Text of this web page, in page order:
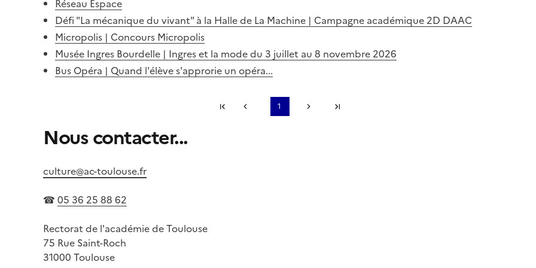
Réseau Espace
Défi "La mécanique du vivant" à la Halle de La Machine | Campagne académique 2D DAAC
Micropolis | Concours Micropolis
Musée Ingres Bourdelle | Ingres et la mode du 3 juillet au 8 novembre 2026
Bus Opéra | Quand l'élève s'approrie un opéra...
Première page1
Page suivanteDernière page
S'abonner à Accordéon
Nous contacter...
culture@ac-toulouse.fr
☎ 05 36 25 88 62
Rectorat de l'académie de Toulouse
75 Rue Saint-Roch
31000 Toulouse